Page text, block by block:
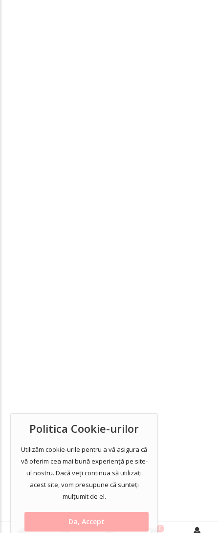
0
Politica Cookie-urilor
Utilizăm cookie-urile pentru a vă asigura că
vă oferim cea mai bună experiență pe site-
ul nostru. Dacă veți continua să utilizați
acest site, vom presupune că sunteți
mulțumit de el.
Da, Accept